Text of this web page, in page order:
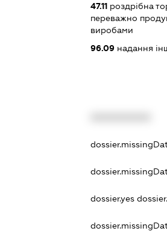
47.11 роздрібна
переважно
виробами
96.09 надання
dossier.yes